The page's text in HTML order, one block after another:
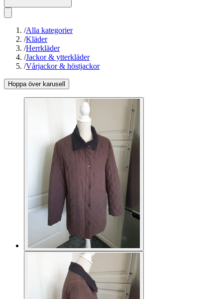
/Alla kategorier
/Kläder
/Herrkläder
/Jackor & ytterkläder
/Vårjackor & höstjackor
Hoppa över karusell